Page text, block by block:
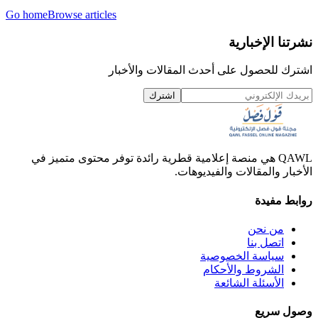
Go homeBrowse articles
نشرتنا الإخبارية
اشترك للحصول على أحدث المقالات والأخبار
اشترك
QAWL هي منصة إعلامية قطرية رائدة توفر محتوى متميز في
الأخبار والمقالات والفيديوهات.
روابط مفيدة
من نحن
اتصل بنا
سياسة الخصوصية
الشروط والأحكام
الأسئلة الشائعة
وصول سريع